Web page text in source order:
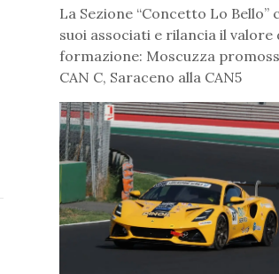
La Sezione “Concetto Lo Bello”
suoi associati e rilancia il valore
formazione: Moscuzza
CAN C, Saraceno alla CAN5